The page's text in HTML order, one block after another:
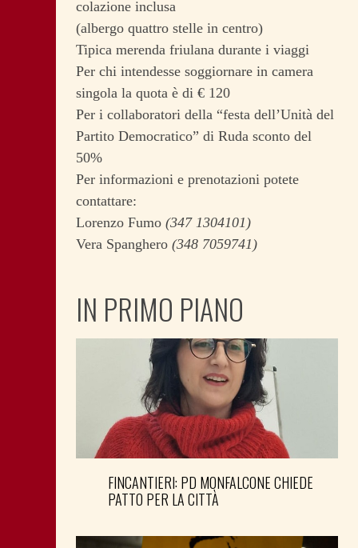
colazione inclusa
(albergo quattro stelle in centro)
Tipica merenda friulana durante i viaggi
Per chi intendesse soggiornare in camera
singola la quota è di € 120
Per i collaboratori della “festa dell’Unità del
Partito Democratico” di Ruda sconto del
50%
Per informazioni e prenotazioni potete
contattare:
Lorenzo Fumo (347 1304101)
Vera Spanghero (348 7059741)
IN PRIMO PIANO
FINCANTIERI: PD MONFALCONE CHIEDE
PATTO PER LA CITTÀ